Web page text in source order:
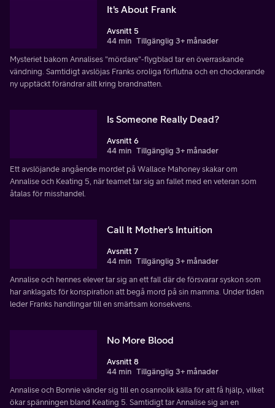
It's About Frank
Avsnitt 5
44 min Tillgänglig 3+ månader
Mysteriet bakom Annalises "mördare"-flygblad tar en överraskande
vändning. Samtidigt avslöjas Franks oroliga förflutna och en chockerande
ny upptäckt förändrar allt kring brandnatten.
Is Someone Really Dead?
Avsnitt 6
44 min Tillgänglig 3+ månader
Ett avslöjande angående mordet på Wallace Mahoney skakar om
Annalise och Keating 5, när teamet tar sig an fallet med en veteran som
åtalas för misshandel.
Call It Mother's Intuition
Avsnitt 7
44 min Tillgänglig 3+ månader
Annalise och hennes elever tar sig an ett fall där de försvarar syskon som
har anklagats för konspiration att begå mord på sin mamma. Under tiden
leder Franks handlingar till en smärtsam konsekvens.
No More Blood
Avsnitt 8
44 min Tillgänglig 3+ månader
Annalise och Bonnie vänder sig till en osannolik källa för att få hjälp, vilket
ökar spänningen bland Keating 5. Samtidigt tar Annalise sig an en